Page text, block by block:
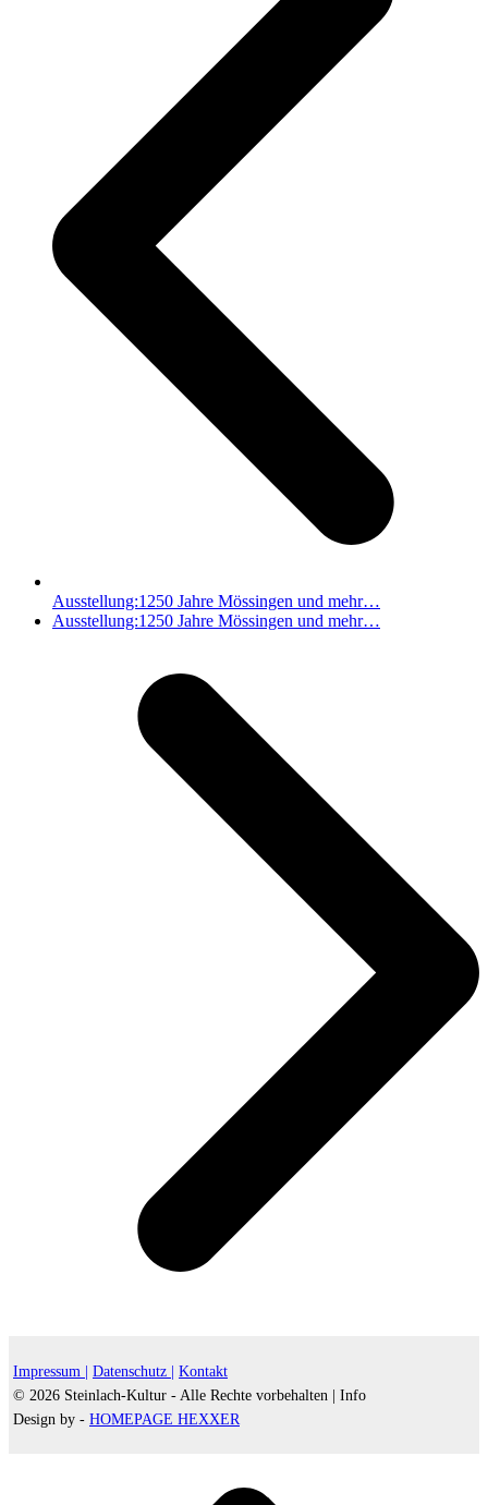
Ausstellung:1250 Jahre Mössingen und mehr…
Nächster
Ausstellung:1250 Jahre Mössingen und mehr…
Impressum | Datenschutz |
Kontakt
© 2026 Steinlach-Kultur - Alle Rechte vorbehalten |
Info
Design by - HOMEPAGE HEXXER